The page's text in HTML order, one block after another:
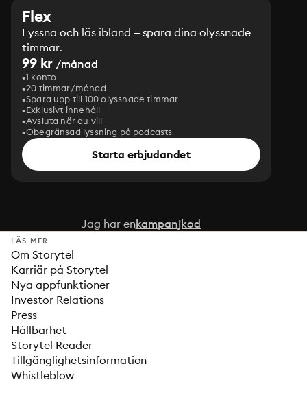
Flex
Lyssna och läs ibland – spara dina olyssnade
timmar.
99 kr /månad
1 konto
20 timmar/månad
Spara upp till 100 olyssnade timmar
Exklusivt innehåll
Avsluta när du vill
Obegränsad lyssning på podcasts
Starta erbjudandet
Jag har enkampanjkod
LÄS MER
Om Storytel
Karriär på Storytel
Nya appfunktioner
Investor Relations
Press
Hållbarhet
Storytel Reader
Tillgänglighetsinformation
Whistleblow